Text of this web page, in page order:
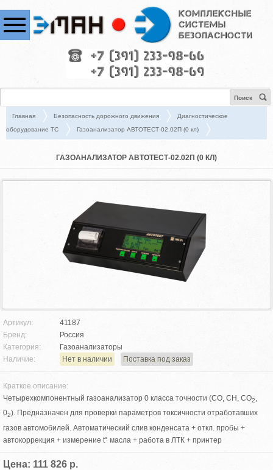
Поиск
Главная Безопасность дорожного движения
Диагностическое
оборудование ТС
Газоанализатор АВТОТЕСТ-02.02П (0 кл)
ГАЗОАНАЛИЗАТОР АВТОТЕСТ-02.02П (0 КЛ)
Артикул:
41187
Бренд:
Россия
Категория:
Газоанализаторы
Наличие:
Нет в наличии Поставка под заказ
Краткое описание:
Четырехкомпонентный газоанализатор 0 класса точности (СО, СН, CO2,
02). Предназначен для проверки параметров токсичности отработавших
газов автомобилей. Автоматический слив конденсата + откл. пробы +
автокоррекция + измерение t° масла + работа в ЛТК + принтер
Цена: 111 826 р.